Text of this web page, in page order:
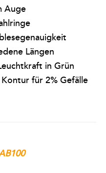
Auge
Längen
in Grün
für 2% Gefälle